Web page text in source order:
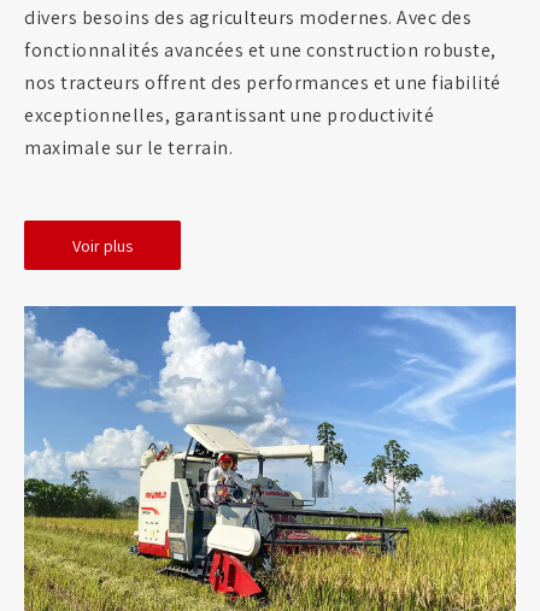
divers besoins des agriculteurs modernes. Avec des
fonctionnalités avancées et une construction robuste,
nos tracteurs offrent des performances et une fiabilité
exceptionnelles, garantissant une productivité
maximale sur le terrain.
Voir plus